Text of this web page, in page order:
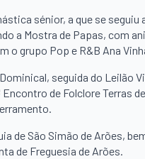
sénior, a que se seguiu
a Mostra de Papas, com
grupo Pop e R&B Ana
seguida do Leilão
Encontro de Folclore Terras
de São Simão de Arões,
de Freguesia de Arões.